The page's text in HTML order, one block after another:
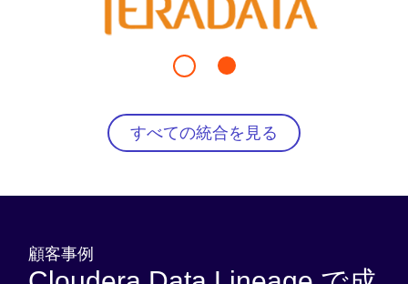
すべての統合を見る
顧客事例